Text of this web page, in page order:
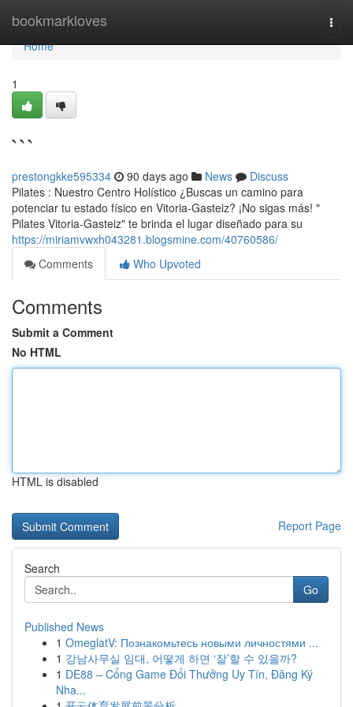
bookmarkloves
Home
Home
1
```
prestongkke595334 90 days ago News
Discuss
Pilates : Nuestro Centro Holístico ¿Buscas un camino para
potenciar tu estado físico en Vitoria-Gasteiz? ¡No sigas más! "
Pilates Vitoria-Gasteiz" te brinda el lugar diseñado para su
https://miriamvwxh043281.blogsmine.com/40760586/
Comments
Who Upvoted
Comments
Submit a Comment
No HTML
HTML is disabled
Report Page
Search
Go
Published News
1 OmeglatV: Познакомьтесь новыми личностями ...
1 강남사무실 임대, 어떻게 하면 ‘잘’할 수 있을까?
1 DE88 – Cổng Game Đổi Thưởng Uy Tín, Đăng Ký
Nha...